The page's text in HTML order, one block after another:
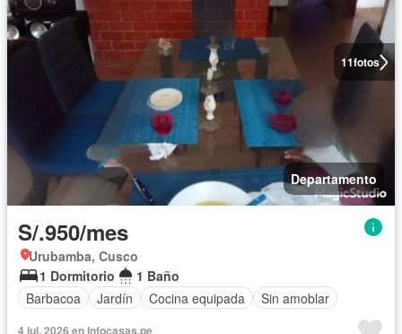
11fotos
Departamento
S/.950/mes
Urubamba, Cusco
1 Dormitorio
1 Baño
Barbacoa
Jardín Cocina equipada Sin amoblar
4 jul. 2026 en Infocasas.pe